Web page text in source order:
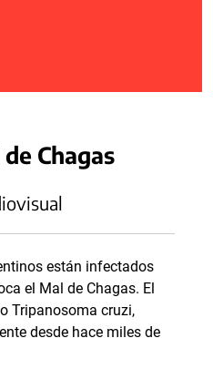
Chagas
están infectados
el Mal de Chagas. El
Tripanosoma cruzi,
desde hace miles de